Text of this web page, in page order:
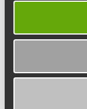
Mitä asiasi